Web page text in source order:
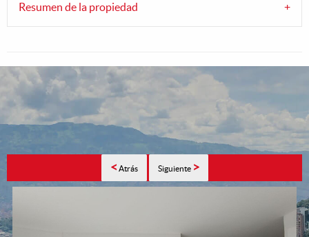
Resumen de la propiedad
< Atrás Siguiente >